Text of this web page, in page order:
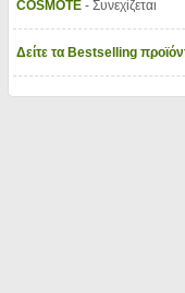
COSMOTE - Συνεχίζεται
Δείτε τα Bestselling